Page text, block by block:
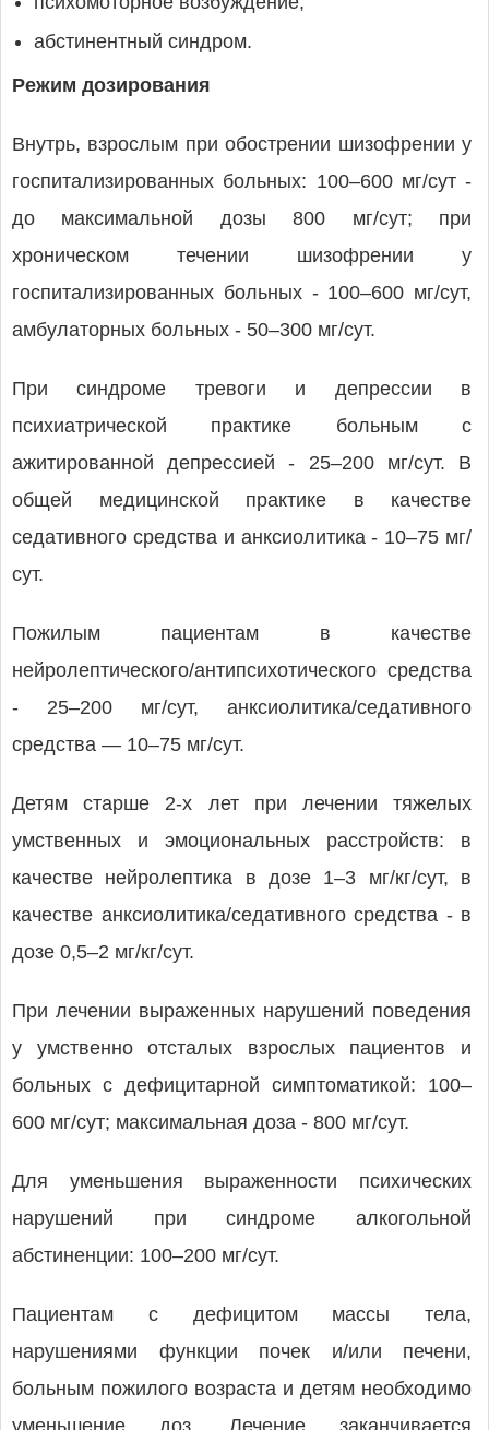
абстинентный синдром.
Режим дозирования
Внутрь, взрослым при обострении шизофрении у
госпитализированных больных: 100–600 мг/сут -
до максимальной дозы 800 мг/сут; при
хроническом течении шизофрении у
госпитализированных больных - 100–600 мг/сут,
амбулаторных больных - 50–300 мг/сут.
При синдроме тревоги и депрессии в
психиатрической практике больным с
ажитированной депрессией - 25–200 мг/сут. В
общей медицинской практике в качестве
седативного средства и анксиолитика - 10–75 мг/
сут.
Пожилым пациентам в качестве
нейролептического/антипсихотического средства
- 25–200 мг/сут, анксиолитика/седативного
средства — 10–75 мг/сут.
Детям старше 2-х лет при лечении тяжелых
умственных и эмоциональных расстройств: в
качестве нейролептика в дозе 1–3 мг/кг/сут, в
качестве анксиолитика/седативного средства - в
дозе 0,5–2 мг/кг/сут.
При лечении выраженных нарушений поведения
у умственно отсталых взрослых пациентов и
больных с дефицитарной симптоматикой: 100–
600 мг/сут; максимальная доза - 800 мг/сут.
Для уменьшения выраженности психических
нарушений при синдроме алкогольной
абстиненции: 100–200 мг/сут.
Пациентам с дефицитом массы тела,
нарушениями функции почек и/или печени,
больным пожилого возраста и детям необходимо
уменьшение доз. Лечение заканчивается